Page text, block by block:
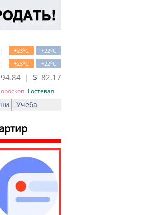
+22oC
+23oC
+22oC
+23oC
94.84 | $ 82.17
Гостевая
Учеба